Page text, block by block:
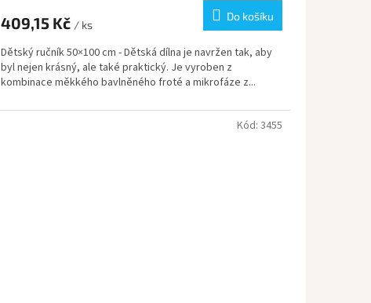
409,15 Kč / ks
Do košíku
Dětský ručník 50×100 cm - Dětská dílna je navržen tak, aby
byl nejen krásný, ale také praktický. Je vyroben z
kombinace měkkého bavlněného froté a mikrofáze z...
Kód: 3455